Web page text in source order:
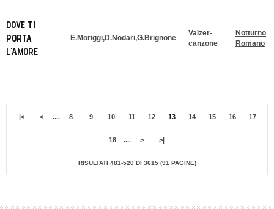
DOVE TI
PORTA
L'AMORE
E.Moriggi,D.Nodari,G.Brignone
Valzer-
canzone
Notturno
Romano
|< < .... 8 9 10 11 12 13 14 15 16 17
18 .... > >|
RISULTATI 481-520 DI 3615 (91 PAGINE)